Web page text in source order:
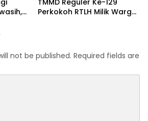
TMMD Reguler Ke-129
Perkokoh RTLH Milik Warga
not be published. Required fields are